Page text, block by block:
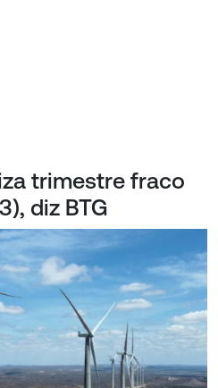
trimestre fraco
diz BTG